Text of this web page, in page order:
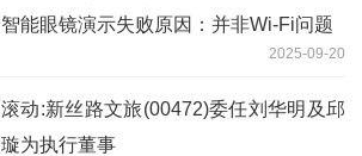
智能眼镜演示失败原因：并非Wi-Fi问题
2025-09-20
滚动:新丝路文旅(00472)委任刘华明及邱
璇为执行董事